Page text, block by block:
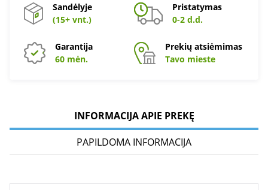
Sandėlyje
(15+ vnt.)
Pristatymas
0-2 d.d.
Garantija
60 mėn.
Prekių atsiėmimas
Tavo mieste
INFORMACIJA APIE PREKĘ
PAPILDOMA INFORMACIJA